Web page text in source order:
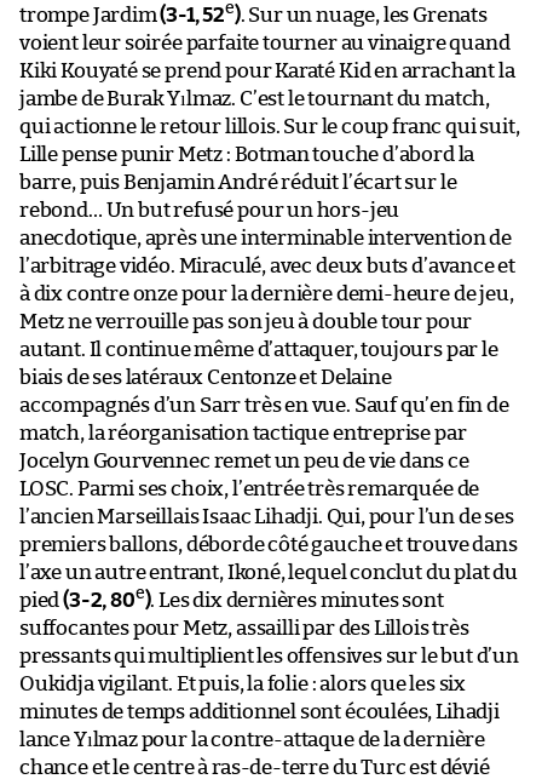
trompe Jardim(3-1, 52e). Sur un nuage, les Grenats
voient leur soirée parfaite tourner au vinaigre quand
Kiki Kouyaté se prend pour Karaté Kid en arrachant la
jambe de Burak Yılmaz. C’est le tournant du match,
qui actionne le retour lillois. Sur le coup franc qui suit,
Lille pense punir Metz : Botman touche d’abord la
barre, puis Benjamin André réduit l’écart sur le
rebond… Un but refusé pour un hors-jeu
anecdotique, après une interminable intervention de
l’arbitrage vidéo. Miraculé, avec deux buts d’avance et
à dix contre onze pour la dernière demi-heure de jeu,
Metz ne verrouille pas son jeu à double tour pour
autant. Il continue même d’attaquer, toujours par le
biais de ses latéraux Centonze et Delaine
accompagnés d’un Sarr très en vue. Sauf qu’en fin de
match, la réorganisation tactique entreprise par
Jocelyn Gourvennec remet un peu de vie dans ce
LOSC. Parmi ses choix, l’entrée très remarquée de
l’ancien Marseillais Isaac Lihadji. Qui, pour l’un de ses
premiers ballons, déborde côté gauche et trouve dans
l’axe un autre entrant, Ikoné, lequel conclut du plat du
pied(3-2, 80e). Les dix dernières minutes sont
suffocantes pour Metz, assailli par des Lillois très
pressants qui multiplient les offensives sur le but d’un
Oukidja vigilant. Et puis, la folie : alors que les six
minutes de temps additionnel sont écoulées, Lihadji
lance Yılmaz pour la contre-attaque de la dernière
chance et le centre à ras-de-terre du Turc est dévié